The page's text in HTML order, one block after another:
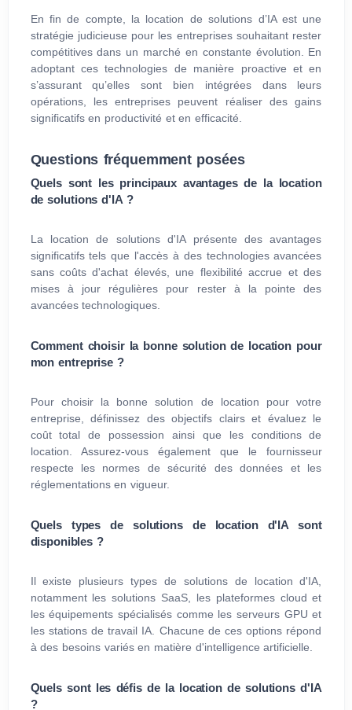
En fin de compte, la location de solutions d’IA est une
stratégie judicieuse pour les entreprises souhaitant rester
compétitives dans un marché en constante évolution. En
adoptant ces technologies de manière proactive et en
s’assurant qu’elles sont bien intégrées dans leurs
opérations, les entreprises peuvent réaliser des gains
significatifs en productivité et en efficacité.
Questions fréquemment posées
Quels sont les principaux avantages de la location
de solutions d'IA ?
La location de solutions d'IA présente des avantages
significatifs tels que l'accès à des technologies avancées
sans coûts d'achat élevés, une flexibilité accrue et des
mises à jour régulières pour rester à la pointe des
avancées technologiques.
Comment choisir la bonne solution de location pour
mon entreprise ?
Pour choisir la bonne solution de location pour votre
entreprise, définissez des objectifs clairs et évaluez le
coût total de possession ainsi que les conditions de
location. Assurez-vous également que le fournisseur
respecte les normes de sécurité des données et les
réglementations en vigueur.
Quels types de solutions de location d'IA sont
disponibles ?
Il existe plusieurs types de solutions de location d'IA,
notamment les solutions SaaS, les plateformes cloud et
les équipements spécialisés comme les serveurs GPU et
les stations de travail IA. Chacune de ces options répond
à des besoins variés en matière d'intelligence artificielle.
Quels sont les défis de la location de solutions d'IA
?